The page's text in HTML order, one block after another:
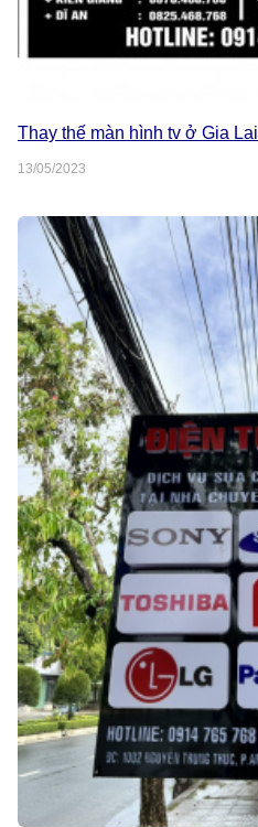
Thay thế màn hình tv ở Gia Lai
13/05/2023